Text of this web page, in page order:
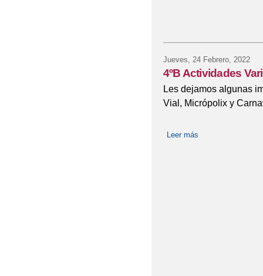
Jueves, 24 Febrero, 2022
4ºB Actividades
Les dejamos algunas
Vial, Micrópolix y
Leer más